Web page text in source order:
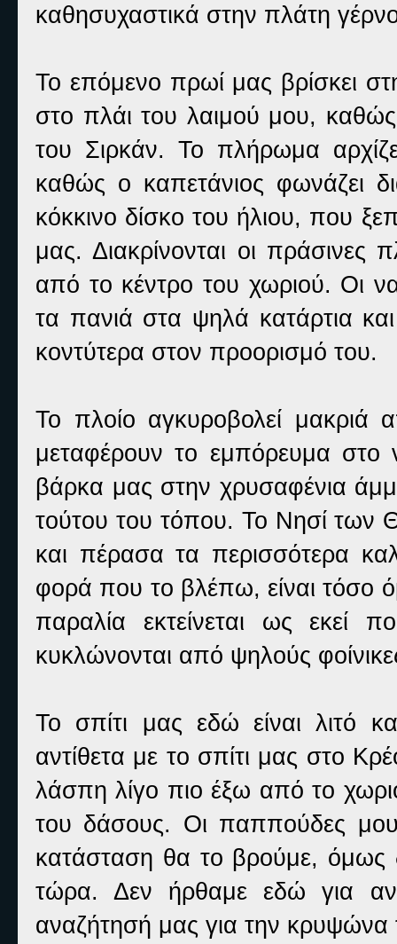
καθησυχαστικά στην πλάτη
Το επόμενο πρωί μας βρίσκει
στο πλάι του λαιμού μου,
του Σιρκάν. Το πλήρωμα
καθώς ο καπετάνιος φωνάζει
κόκκινο δίσκο του ήλιου, που
μας. Διακρίνονται οι πράσινες
από το κέντρο του χωριού. Οι
τα πανιά στα ψηλά κατάρτια
κοντύτερα στον προορισμό του.
Το πλοίο αγκυροβολεί μακριά
μεταφέρουν το εμπόρευμα
βάρκα μας στην χρυσαφένια
τούτου του τόπου. Το Νησί
και πέρασα τα περισσότερα
φορά που το βλέπω, είναι
παραλία εκτείνεται ως εκεί
κυκλώνονται από ψηλούς
Το σπίτι μας εδώ είναι λιτό
αντίθετα με το σπίτι μας στο
λάσπη λίγο πιο έξω από το
του δάσους. Οι παππούδες
κατάσταση θα το βρούμε, όμως
τώρα. Δεν ήρθαμε εδώ για
αναζήτησή μας για την